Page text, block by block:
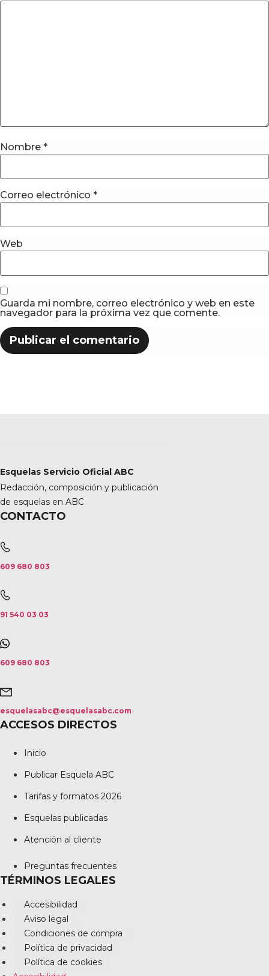
Nombre *
Correo electrónico *
Web
Guarda mi nombre, correo electrónico y web en este
navegador para la próxima vez que comente.
Esquelas Servicio Oficial ABC
Redacción, composición y publicación
de esquelas en ABC
CONTACTO
609 680 803
91 540 03 03
609 680 803
esquelasabc@esquelasabc.com
ACCESOS DIRECTOS
Inicio
Publicar Esquela ABC
Tarifas y formatos 2026
Esquelas publicadas
Atención al cliente
Preguntas frecuentes
TÉRMINOS LEGALES
Accesibilidad
Aviso legal
Condiciones de compra
Política de privacidad
Política de cookies